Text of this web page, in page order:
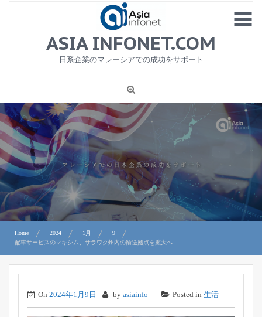
MENU
1
ニュース
労務サービス
プライバシーポリシー及び著作権について
お問合せ
ASIA INFONET.COM
日系企業のマレーシアでの成功をサポート
Home 2024 1月
9
配車サービスのマキシム、サラワク州内の輸送拠点を拡大へ
On 2024年1月9日 by asiainfo Posted in 生活